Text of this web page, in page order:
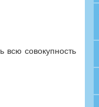
всю совокупность